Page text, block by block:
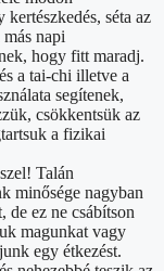
séta az
napi
hogy fitt maradj.
a tai-chi illetve a
segítenek,
csökkentsük az
a fizikai
Talán
minősége nagyban
de ez ne csábítson
magunkat vagy
egy étkezést.